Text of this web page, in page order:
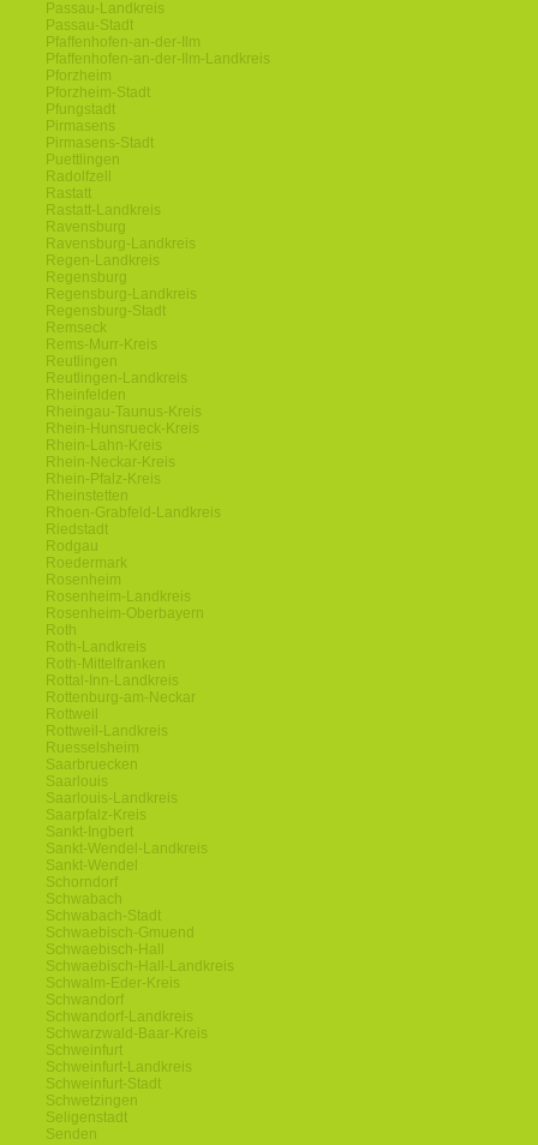
Passau-Landkreis
Passau-Stadt
Pfaffenhofen-an-der-Ilm
Pfaffenhofen-an-der-Ilm-Landkreis
Pforzheim
Pforzheim-Stadt
Pfungstadt
Pirmasens
Pirmasens-Stadt
Puettlingen
Radolfzell
Rastatt
Rastatt-Landkreis
Ravensburg
Ravensburg-Landkreis
Regen-Landkreis
Regensburg
Regensburg-Landkreis
Regensburg-Stadt
Remseck
Rems-Murr-Kreis
Reutlingen
Reutlingen-Landkreis
Rheinfelden
Rheingau-Taunus-Kreis
Rhein-Hunsrueck-Kreis
Rhein-Lahn-Kreis
Rhein-Neckar-Kreis
Rhein-Pfalz-Kreis
Rheinstetten
Rhoen-Grabfeld-Landkreis
Riedstadt
Rodgau
Roedermark
Rosenheim
Rosenheim-Landkreis
Rosenheim-Oberbayern
Roth
Roth-Landkreis
Roth-Mittelfranken
Rottal-Inn-Landkreis
Rottenburg-am-Neckar
Rottweil
Rottweil-Landkreis
Ruesselsheim
Saarbruecken
Saarlouis
Saarlouis-Landkreis
Saarpfalz-Kreis
Sankt-Ingbert
Sankt-Wendel-Landkreis
Sankt-Wendel
Schorndorf
Schwabach
Schwabach-Stadt
Schwaebisch-Gmuend
Schwaebisch-Hall
Schwaebisch-Hall-Landkreis
Schwalm-Eder-Kreis
Schwandorf
Schwandorf-Landkreis
Schwarzwald-Baar-Kreis
Schweinfurt
Schweinfurt-Landkreis
Schweinfurt-Stadt
Schwetzingen
Seligenstadt
Senden